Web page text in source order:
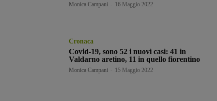
Monica Campani 16 Maggio 2022
Cronaca
Covid-19, sono 52 i nuovi casi: 41 in
Valdarno aretino, 11 in quello fiorentino
Monica Campani 15 Maggio 2022